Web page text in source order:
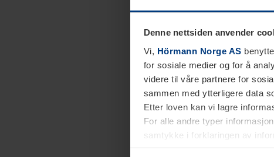
Denne nettsiden anvender
Vi, Hörmann Norge AS
for sosiale medier og for å
videre til våre partnere for
sammen med ytterligere data
Etter loven kan vi lagre
For alle andre typer
samtykke i forklaringen av